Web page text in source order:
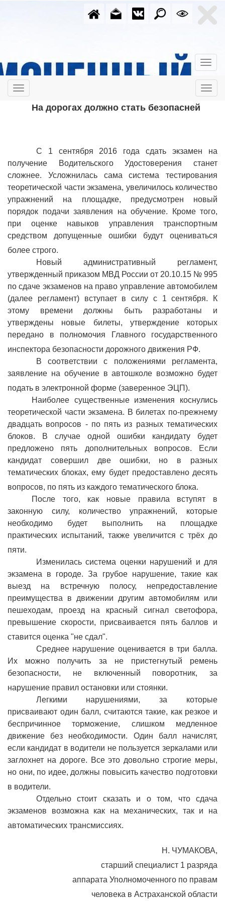
На дорогах должно стать безопасней
С 1 сентября 2016 года сдать экзамен на
получение Водительского Удостоверения станет
сложнее. Усложнилась сама система тестирования
теоретической части экзамена, увеличилось количество
упражнений на площадке, предусмотрен новый
порядок подачи заявления на обучение. Кроме того,
при оценке навыков управления транспортным
средством допущенные ошибки будут оцениваться
более строго.
Новый административный регламент,
утвержденный приказом МВД России от 20.10.15 № 995
по сдаче экзаменов на право управление автомобилем
(далее регламент) вступает в силу с 1 сентября. К
этому времени должны быть разработаны и
утверждены новые билеты, утверждение которых
передано в полномочия Главного государственного
инспектора безопасности дорожного движения РФ.
В соответствии с положениями регламента,
заявление на обучение в автошколе возможно будет
подать в электронной форме (заверенное ЭЦП).
Наиболее существенные изменения коснулись
теоретической части экзамена. В билетах по-прежнему
двадцать вопросов - по пять из разных тематических
блоков. В случае одной ошибки кандидату будет
предложено пять дополнительных вопросов. Если
кандидат совершил две ошибки, но в разных
тематических блоках, ему будет предоставлено десять
вопросов, по пять из каждого тематического блока.
После того, как новые правила вступят в
законную силу, количество упражнений, которые
необходимо будет выполнить на площадке
практических испытаний, также увеличится с трёх до
пяти.
Изменилась система оценки нарушений и для
экзамена в городе. За грубое нарушение, такие как
выезд на встречную полосу, непредоставление
преимущества в движении другим автомобилям или
пешеходам, проезд на красный сигнал светофора,
превышение скорости, присваивается пять баллов и
ставится оценка "не сдал".
Среднее нарушение оценивается в три балла.
Их можно получить за не пристегнутый ремень
безопасности, не включенный поворотник, за
нарушение правил остановки или стоянки.
Легкими нарушениями, за которые
присваивают один балл, считаются такие, как резкое и
беспричинное торможение, слишком медленное
движение без необходимости. Один балл начислят,
если кандидат в водители не пользуется зеркалами или
заглохнет на дороге. Все это довольно строгие меры,
но они, по идее, должны повысить качество подготовки
в водители.
Отдельно стоит сказать и о том, что сдача
экзаменов возможна как на механических, так и на
автоматических трансмиссиях.
Н. ЧУМАКОВА,
старший специалист 1 разряда
аппарата Уполномоченного по правам
человека в Астраханской области